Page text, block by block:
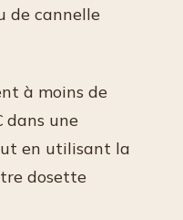
de cannelle
à moins de
dans une
en utilisant la
dosette